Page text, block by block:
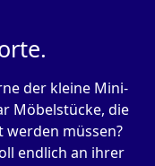
der kleine Mini-
Möbelstücke, die
müssen?
endlich an ihrer